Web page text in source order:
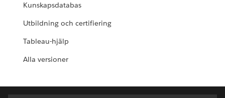
Kunskapsdatabas
Utbildning och certifiering
Tableau-hjälp
Alla versioner